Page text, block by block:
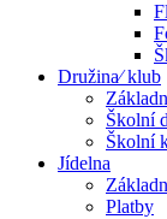
Družina⁄ klub
Školní
Školní
Jídelna
Platby